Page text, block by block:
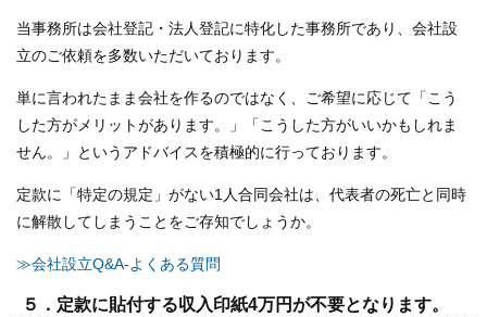
当事務所は会社登記・法人登記に特化した事務所であり、会社設
立のご依頼を多数いただいております。
単に言われたまま会社を作るのではなく、ご希望に応じて「こう
した方がメリットがあります。」「こうした方がいいかもしれま
せん。」というアドバイスを積極的に行っております。
定款に「特定の規定」がない1人合同会社は、代表者の死亡と同時
に解散してしまうことをご存知でしょうか。
≫会社設立Q&A-よくある質問
５．定款に貼付する収入印紙4万円が不要となります。